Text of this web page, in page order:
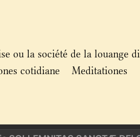
ou la société de la louange
cotidiane
Meditationes